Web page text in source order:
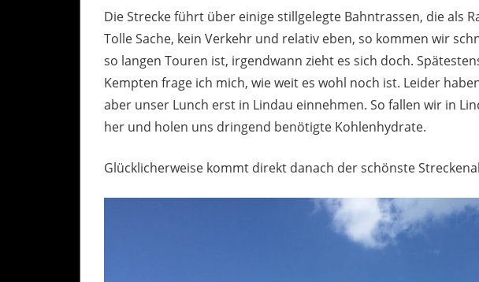
Die Strecke führt über einige stillgelegte Bahntrassen, die als
Tolle Sache, kein Verkehr und relativ eben, so kommen wir
so langen Touren ist, irgendwann zieht es sich doch.
Kempten frage ich mich, wie weit es wohl noch ist. Leider
aber unser Lunch erst in Lindau einnehmen. So fallen wir in
her und holen uns dringend benötigte Kohlenhydrate.
Glücklicherweise kommt direkt danach der schönste